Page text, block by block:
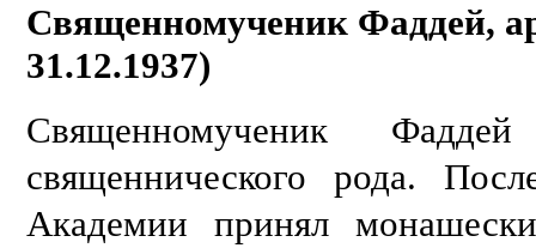
Священномученик Фаддей,
31.12.1937)
Священномученик
священнического рода.
Академии принял